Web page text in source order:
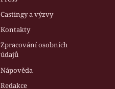
Castingy a výzvy
Kontakty
Zpracování osobních
údajů
Nápověda
Redakce